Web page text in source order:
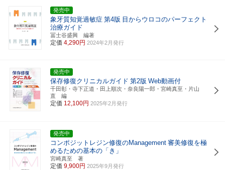
発売中
象牙質知覚過敏症 第4版 目からウロコのパーフェクト
治療ガイド
冨士谷盛興 編著
定価 4,290円 2024年2月発行
発売中
保存修復クリニカルガイド 第2版 Web動画付
千田彰・寺下正道・田上順次・奈良陽一郎・宮崎真至・片山
直 編
定価 12,100円 2025年2月発行
発売中
コンポジットレジン修復のManagement 審美修復を極
めるための基本の「き」
宮崎真至 著
定価 9,900円 2025年9月発行